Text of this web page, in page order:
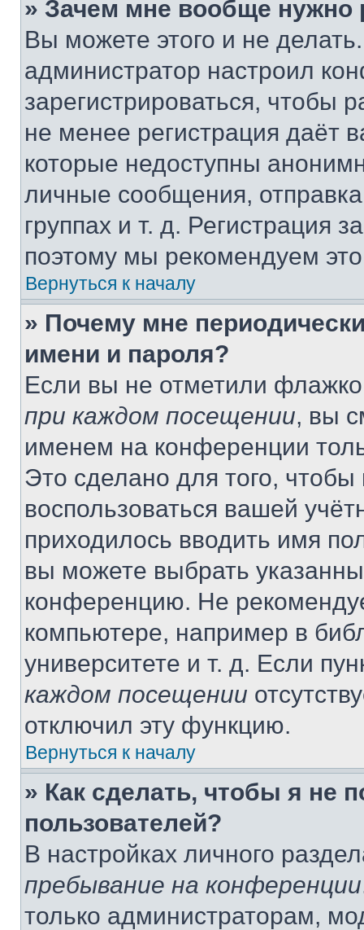
» Зачем мне вообще нужно
Вы можете этого и не
администратор настроил
зарегистрироваться, чтобы
не менее регистрация даёт
которые недоступны
личные сообщения,
группах и т. д. Регистрация
поэтому мы рекомендуем
Вернуться к началу
» Почему мне
имени и пароля?
Если вы не отметили
при каждом посещении, вы
именем на конференции
Это сделано для того, чтобы
воспользоваться вашей
приходилось вводить имя
вы можете выбрать
конференцию. Не
компьютере, например в
университете и т. д. Если
каждом посещении
отключил эту функцию.
Вернуться к началу
» Как сделать, чтобы я не
пользователей?
В настройках личного
пребывание на конференции
только администраторам,